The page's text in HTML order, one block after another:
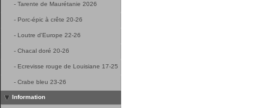
- Tarente de Maurétanie 2026
- Porc-épic à crête 20-26
- Loutre d'Europe 22-26
- Chacal doré 20-26
- Ecrevisse rouge de Louisiane 17-25
- Crabe bleu 23-26
Information